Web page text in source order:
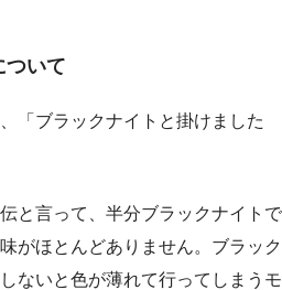
ついて
「ブラックナイトと掛けました
と言って、半分ブラックナイトで
がほとんどありません。ブラック
ないと色が薄れて行ってしまうモ